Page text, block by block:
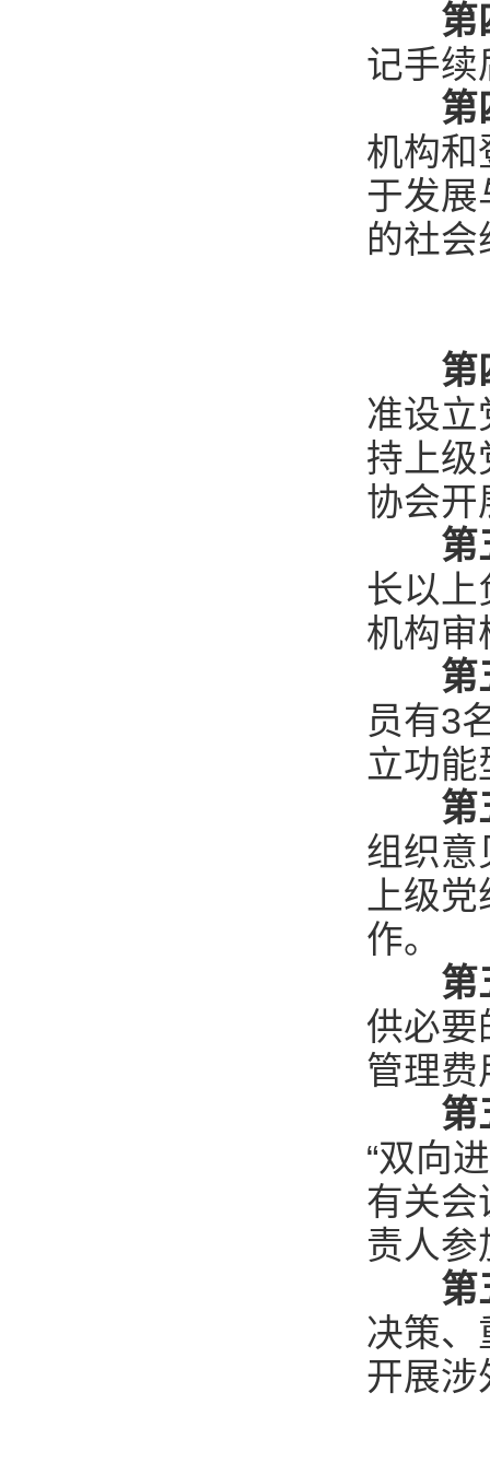
第
记手续
第
机构和
于发展
的社会
第
准设立
持上级
协会开
第
长以上
机构审
第
员有3
立功
第
组织意
上级
作。
第
供必要
管理费
第
“双向
有关会
责人参
第
决策、
开展涉